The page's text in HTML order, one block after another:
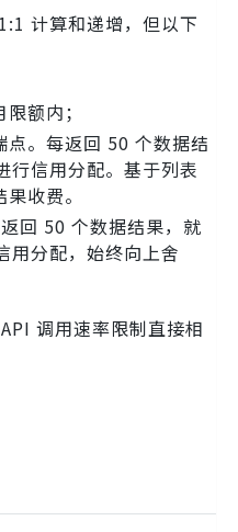
计算和递增，但以下
额内；
。每返回 50 个数据结
行信用分配。基于列表
收费。
回 50 个数据结果，就
用分配，始终向上舍
调用速率限制直接相